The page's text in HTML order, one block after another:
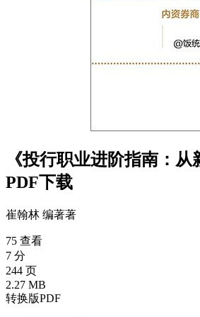
《投行职业进阶指南：从
PDF下载
崔翰林 编著著
75 查看
7 分
244 页
2.27 MB
转换版PDF